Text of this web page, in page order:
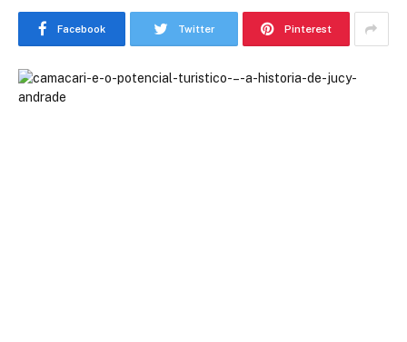
Facebook Twitter Pinterest